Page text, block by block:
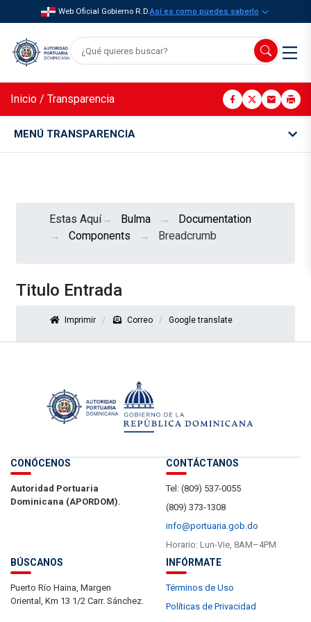
Web Oficial Gobierno R.D.Así es como puedes saberlo
Inicio / Transparencia
MENÚ TRANSPARENCIA
Estas Aquí Bulma
Documentation
Components
Breadcrumb
Titulo Entrada
Imprimir Correo Google translate
CONÓCENOS
Autoridad Portuaria
Dominicana (APORDOM).
CONTÁCTANOS
Tel: (809) 537-0055
(809) 373-1308
info@portuaria.gob.do
Horario: Lun-Vie, 8AM–4PM
BÚSCANOS
Puerto Río Haina, Margen
Oriental, Km 13 1/2 Carr. Sánchez.
INFÓRMATE
Términos de Uso
Políticas de Privacidad